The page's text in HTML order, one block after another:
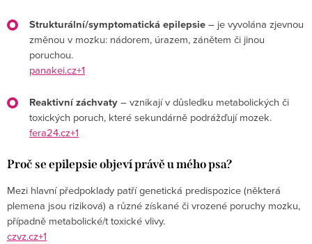
Strukturální/symptomatická epilepsie– je vyvolána zjevnou
změnou v mozku: nádorem, úrazem, zánětem či jinou
poruchou.
panakei.cz+1
Reaktivní záchvaty– vznikají v důsledku metabolických či
toxických poruch, které sekundárně podrážďují mozek.
fera24.cz+1
Proč se epilepsie objeví právě u mého psa?
Mezi hlavní předpoklady patří genetická predispozice (některá
plemena jsou riziková) a různé získané či vrozené poruchy mozku,
případně metabolické/t toxické vlivy.
czvz.cz+1